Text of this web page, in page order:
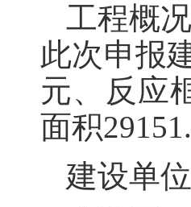
工程概
此次申报
元、反应
面积
建设单